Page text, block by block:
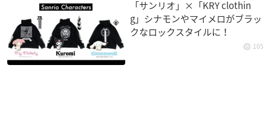
「サンリオ」×「KRY clothin
g」シナモンやマイメロがブラッ
クなロックスタイルに！
105